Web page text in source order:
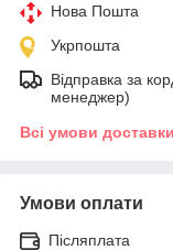
Нова Пошта
Укрпошта
Відправка за
менеджер)
Всі умови доставки
Умови оплати
Післяплата